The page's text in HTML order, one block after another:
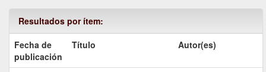
Resultados por ítem:
Fecha de
publicación
Título Autor(es)